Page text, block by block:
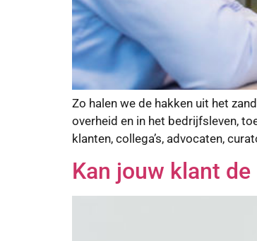
Zo halen we de hakken uit het
overheid en in het bedrijfsleven,
klanten, collega’s, advocaten,
Kan jouw klant